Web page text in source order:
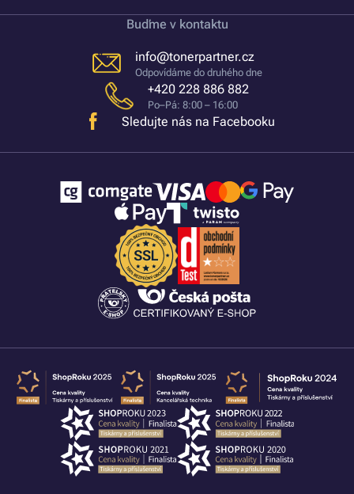
Buďme v kontaktu
info@tonerpartner.cz
Odpovídáme do druhého dne
+420 228 886 882
Po–Pá: 8:00 – 16:00
Sledujte nás na Facebooku